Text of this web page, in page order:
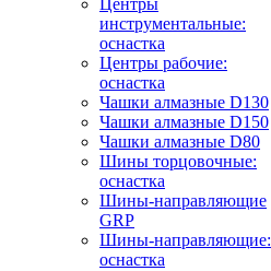
Центры
инструментальные:
оснастка
Центры рабочие:
оснастка
Чашки алмазные D130
Чашки алмазные D150
Чашки алмазные D80
Шины торцовочные:
оснастка
Шины-направляющие
GRP
Шины-направляющие:
оснастка